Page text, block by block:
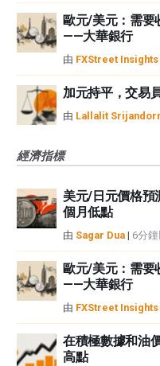
歐元/美元：需要
——大華銀行
由 FXStreet Insights
加元持平，交易
由 Lallalit
經濟指標
美元/日元價格預
個月低點
由 Sagar Dua | 6分
歐元/美元：需要
——大華銀行
由 FXStreet Insights
在積極數據和油
高點